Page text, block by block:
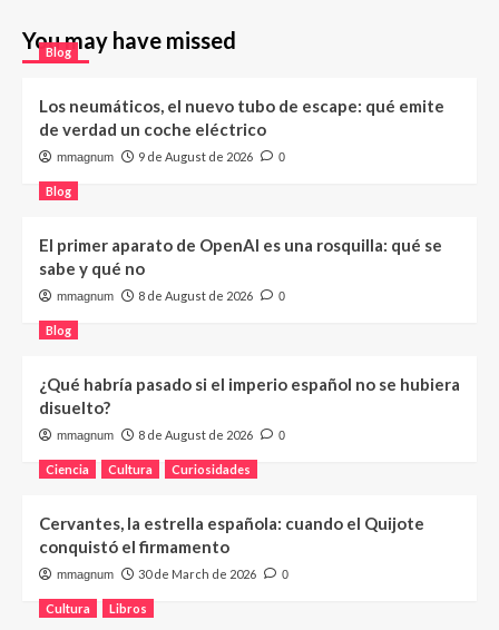
You may have missed
Blog
Los neumáticos, el nuevo tubo de escape: qué emite
de verdad un coche eléctrico
mmagnum 9 de August de 2026 0
Blog
El primer aparato de OpenAI es una rosquilla: qué se
sabe y qué no
mmagnum 8 de August de 2026 0
Blog
¿Qué habría pasado si el imperio español no se hubiera
disuelto?
mmagnum 8 de August de 2026 0
Ciencia Cultura Curiosidades
Cervantes, la estrella española: cuando el Quijote
conquistó el firmamento
mmagnum 30 de March de 2026 0
Cultura Libros